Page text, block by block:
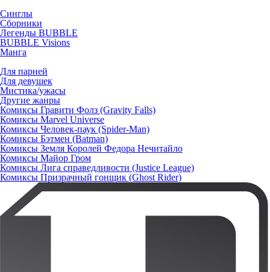
Синглы
Сборники
Легенды BUBBLE
BUBBLE Visions
Манга
Для парней
Для девушек
Мистика/ужасы
Другие жанры
Комиксы Гравити Фолз (Gravity Falls)
Комиксы Marvel Universe
Комиксы Человек-паук (Spider-Man)
Комиксы Бэтмен (Batman)
Комиксы Земля Королей Федора Нечитайло
Комиксы Майор Гром
Комиксы Лига справедливости (Justice League)
Комиксы Призрачный гонщик (Ghost Rider)